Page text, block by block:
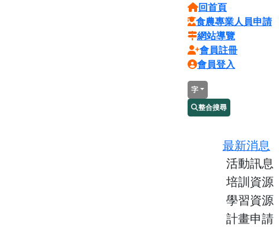
回首頁
食農專業人員申請
網站導覽
會員註冊
會員登入
字
整合搜尋
最新消息
活動訊息
培訓資源
學習資源
計畫申請